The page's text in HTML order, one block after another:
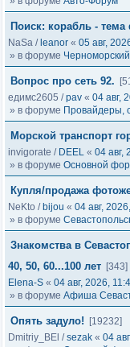
Поиск: корабль -
NaSa / leanor « 05 авг,
» в форуме
Вопрос про сеть 92.
едимс2605 /pav « 04 авг,
» в форуме Провайдеры,
Морской транспорт
invigorate / DEEL « 04 авг,
» в форуме Основной
Купля/продажа
NeKto / bijou « 04 авг,
» в форуме
Знакомства в
40, 50, 60...100 лет [343]
Elena-S « 04 авг, 2026,
» в форуме Афиша
Опять задуло!
[19232]
Dmitriy_BEl /sezak « 04